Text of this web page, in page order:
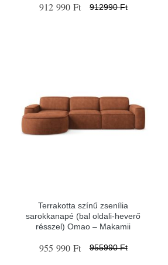
912 990 Ft 912990 Ft
Terrakotta színű zsenília
sarokkanapé (bal oldali-heverő
résszel) Omao – Makamii
955 990 Ft 955990 Ft